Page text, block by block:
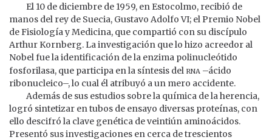
El 10 de diciembre de 1959, en Estocolmo, recibió de
manos del rey de Suecia, Gustavo Adolfo VI; el Premio Nobel
de Fisiología y Medicina, que compartió con su discípulo
Arthur Kornberg. La investigación que lo hizo acreedor al
Nobel fue la identificación de la enzima polinucleótido
fosforilasa, que participa en la síntesis del rna –ácido
ribonucleico–, lo cual él atribuyó a un mero accidente.
Además de sus estudios sobre la química de la herencia,
logró sintetizar en tubos de ensayo diversas proteínas, con
ello descifró la clave genética de veintiún aminoácidos.
Presentó sus investigaciones en cerca de trescientos